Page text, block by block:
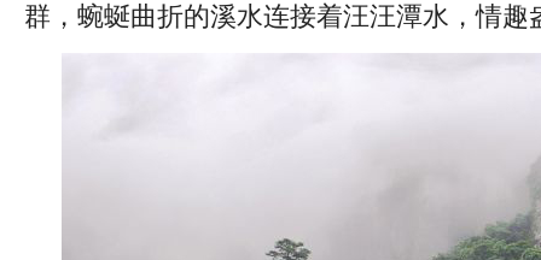
群，蜿蜒曲折的溪水连接着汪汪潭水，情趣